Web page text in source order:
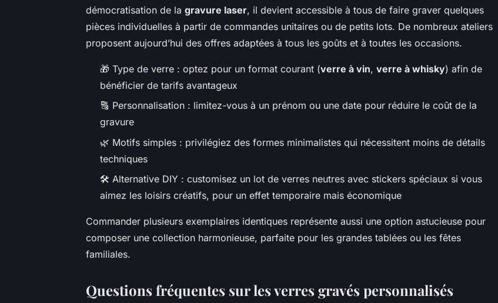
démocratisation de la gravure laser, il devient accessible à tous de faire graver quelques
pièces individuelles à partir de commandes unitaires ou de petits lots. De nombreux ateliers
proposent aujourd’hui des offres adaptées à tous les goûts et à toutes les occasions.
🎁 Type de verre : optez pour un format courant (verre à vin, verre à whisky) afin de
bénéficier de tarifs avantageux
🔠 Personnalisation : limitez-vous à un prénom ou une date pour réduire le coût de la
gravure
🌿 Motifs simples : privilégiez des formes minimalistes qui nécessitent moins de détails
techniques
🛠️ Alternative DIY : customisez un lot de verres neutres avec stickers spéciaux si vous
aimez les loisirs créatifs, pour un effet temporaire mais économique
Commander plusieurs exemplaires identiques représente aussi une option astucieuse pour
composer une collection harmonieuse, parfaite pour les grandes tablées ou les fêtes
familiales.
Questions fréquentes sur les verres gravés personnalisés